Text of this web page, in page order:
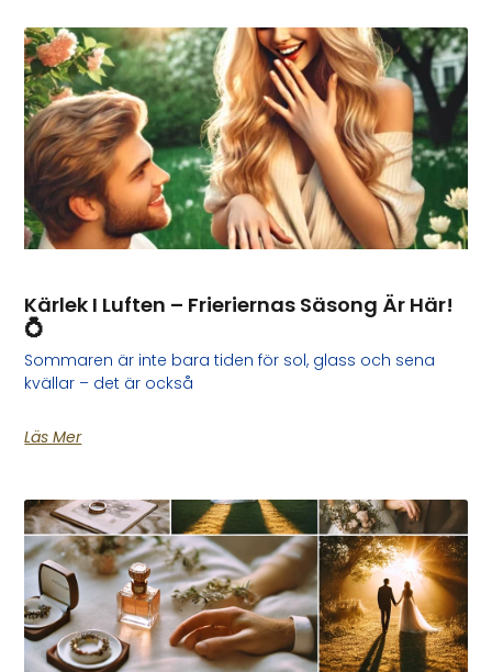
Kärlek I Luften – Frieriernas Säsong Är Här!
💍
Sommaren är inte bara tiden för sol, glass och sena
kvällar – det är också
Läs Mer